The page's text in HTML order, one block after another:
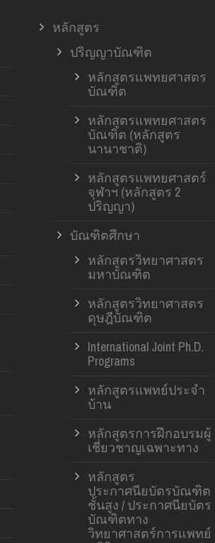
หลักสูตร
ปริญญาบัณฑิต
หลักสูตรแพทยศาสตร
บัณฑิต
หลักสูตรแพทยศาสตร
บัณฑิต (หลักสูตร
นานาชาติ)
หลักสูตรแพทยศาสตร์
จุฬาฯ (หลักสูตร 2
ปริญญา)
บัณฑิตศึกษา
หลักสูตรวิทยาศาสตร
มหาบัณฑิต
หลักสูตรวิทยาศาสตร
ดุษฎีบัณฑิต
International Joint Ph.D.
Programs
หลักสูตรแพทย์ประจำ
บ้าน
หลักสูตรการฝึกอบรมผู้
เชี่ยวชาญเฉพาะทาง
หลักสูตร
ประกาศนียบัตรบัณฑิต
ชั้นสูง / ประกาศนียบัตร
บัณฑิตทาง
วิทยาศาสตร์การแพทย์